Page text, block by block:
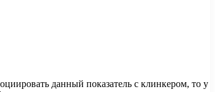
данный показатель с клинкером, то у